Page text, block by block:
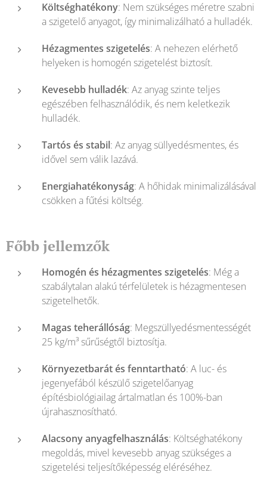
Költséghatékony: Nem szükséges méretre szabni
a szigetelő anyagot, így minimalizálható a hulladék.
Hézagmentes szigetelés: A nehezen elérhető
helyeken is homogén szigetelést biztosít.
Kevesebb hulladék: Az anyag szinte teljes
egészében felhasználódik, és nem keletkezik
hulladék.
Tartós és stabil: Az anyag süllyedésmentes, és
idővel sem válik lazává.
Energiahatékonyság: A hőhidak minimalizálásával
csökken a fűtési költség.
Főbb jellemzők
Homogén és hézagmentes szigetelés: Még a
szabálytalan alakú térfelületek is hézagmentesen
szigetelhetők.
Magas teherállóság: Megszüllyedésmentességét
25 kg/m³ sűrűségtől biztosítja.
Környezetbarát és fenntartható: A luc- és
jegenyefából készülő szigetelőanyag
építésbiológiailag ártalmatlan és 100%-ban
újrahasznosítható.
Alacsony anyagfelhasználás: Költséghatékony
megoldás, mivel kevesebb anyag szükséges a
szigetelési teljesítőképesség eléréséhez.